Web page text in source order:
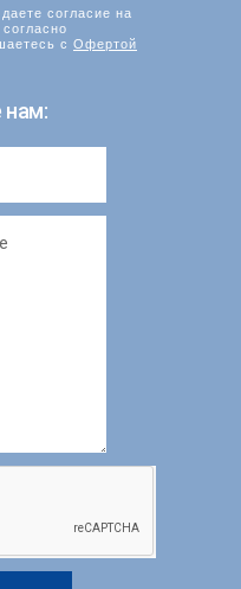
согласие на
с Офертой
нам: